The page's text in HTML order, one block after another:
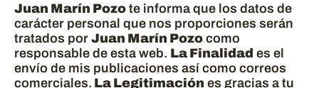
Juan Marín Pozo te informa que los datos de
carácter personal que nos proporciones serán
tratados por Juan Marín Pozo como
responsable de esta web. La Finalidad es el
envío de mis publicaciones así como correos
comerciales. La Legitimación es gracias a tu